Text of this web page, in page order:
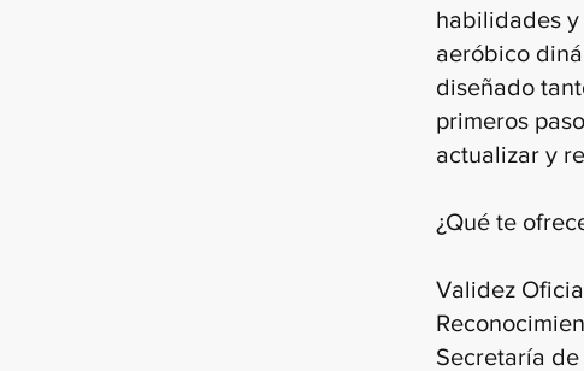
habilidades
aeróbico
diseñado
primeros
actualizar y
¿Qué te
Validez
Secretaría de